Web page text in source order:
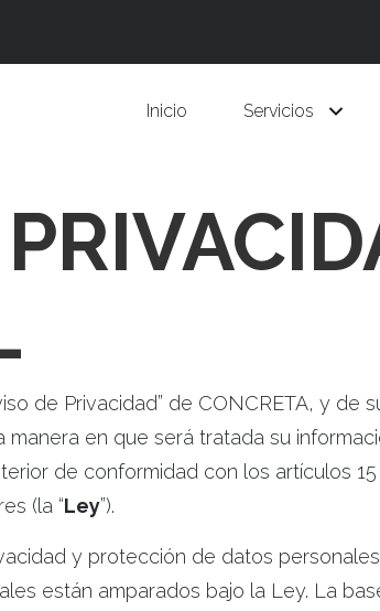
Inicio Servicios
de Privacidad” de CONCRETA, y de
manera en que será tratada su
de conformidad con los artículos
(la “Ley”).
y protección de datos
están amparados bajo la Ley. La